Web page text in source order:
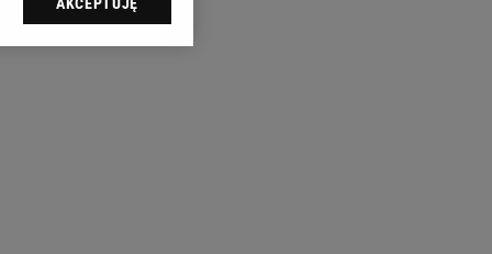
sp. z o.o., jej
swoje preferencje
celów identyfikacji.
reklam i treści,